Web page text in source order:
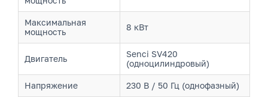
Максимальная
мощность
8 кВт
Двигатель
Senci SV420
(одноцилиндровый)
Напряжение 230 В / 50 Гц (однофазный)